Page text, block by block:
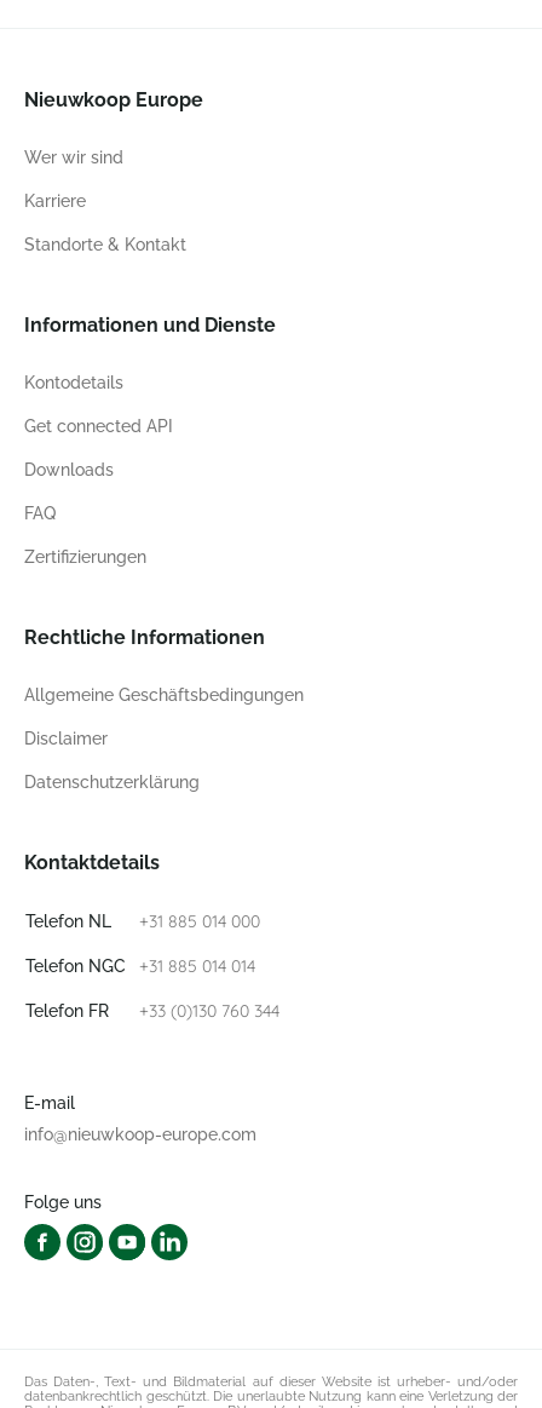
Nieuwkoop Europe
Wer wir sind
Karriere
Standorte & Kontakt
Informationen und Dienste
Kontodetails
Get connected API
Downloads
FAQ
Zertifizierungen
Rechtliche Informationen
Allgemeine Geschäftsbedingungen
Disclaimer
Datenschutzerklärung
Kontaktdetails
Telefon NL +31 885 014 000
Telefon NGC +31 885 014 014
Telefon FR +33 (0)130 760 344
E-mail
info@nieuwkoop-europe.com
Folge uns
Das Daten-, Text- und Bildmaterial auf dieser Website ist urheber- und/oder
datenbankrechtlich geschützt. Die unerlaubte Nutzung kann eine Verletzung der